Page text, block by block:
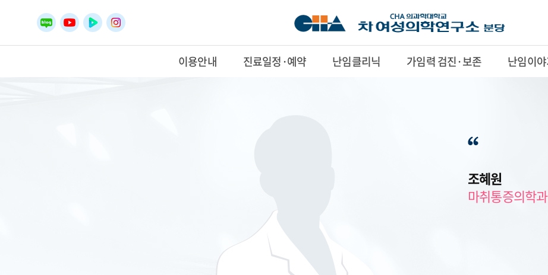
이용안내 진료일정·예약 난임클리닉 가임력 검진·보존 난임이
조혜원
마취통증의학과